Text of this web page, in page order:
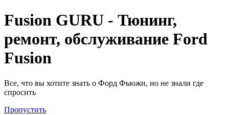
Fusion GURU - Тюнинг,
ремонт, обслуживание Ford
Fusion
Все, что вы хотите знать о Форд Фьюжн, но не знали где
спросить
Пропустить